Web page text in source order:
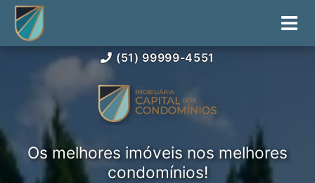
(51) 99999-4551
Os melhores imóveis nos melhores
condomínios!